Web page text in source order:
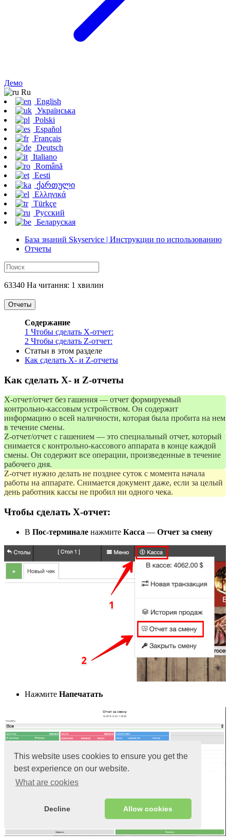
This website uses cookies to ensure you get the
best experience on our website.
What are cookies
Decline Allow cookies
Демо
Ru
English
Українська
Polski
Español
Français
Deutsch
Italiano
Română
Eesti
ქართული
Ελληνικά
Türkçe
Русский
Беларуская
База знаний Skyservice | Инструкции по использованию
Отчеты
63340 На читання: 1 хвилин
Отчеты
Содержание
1 Чтобы сделать X-отчет:
2 Чтобы сделать Z-отчет:
Статьи в этом разделе
Как сделать X- и Z-отчеты
Как сделать X- и Z-отчеты
X-отчет/отчет без гашения — отчет формируемый
контрольно-кассовым устройством. Он содержит
информацию о всей наличности, которая была пробита на нем
в течение смены.
Z-отчет/отчет с гашением — это специальный отчет, который
снимается с контрольно-кассового аппарата в конце каждой
смены. Он содержит все операции, произведенные в течение
рабочего дня.
Z-отчет нужно делать не позднее суток с момента начала
работы на аппарате. Снимается документ даже, если за целый
день работник кассы не пробил ни одного чека.
Чтобы сделать X-отчет:
В Пос-терминале нажмите Касса — Отчет за смену
Нажмите Напечатать